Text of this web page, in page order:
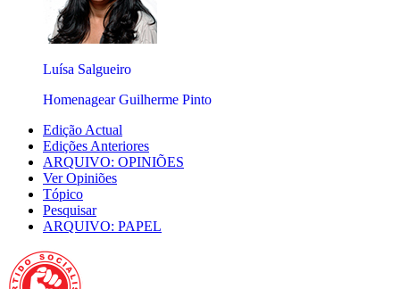
Luísa Salgueiro
Homenagear Guilherme Pinto
Edição Actual
Edições Anteriores
ARQUIVO: OPINIÕES
Ver Opiniões
Tópico
Pesquisar
ARQUIVO: PAPEL